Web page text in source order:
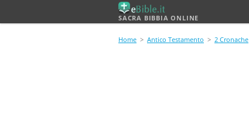
SACRA BIBBIA ONLINE
Home > Antico Testamento > 2 Cronache